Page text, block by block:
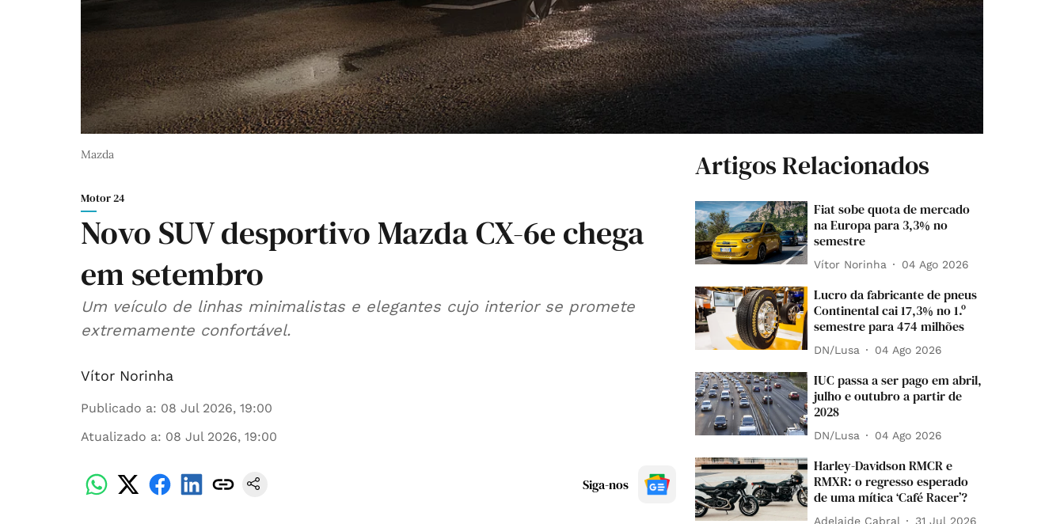
Mazda
Motor 24
Novo SUV desportivo Mazda CX-6e chega
em setembro
Um veículo de linhas minimalistas e elegantes cujo interior se promete
extremamente confortável.
Vítor Norinha
Publicado a: 08 Jul 2026, 19:00
Atualizado a: 08 Jul 2026, 19:00
Siga-nos
Artigos Relacionados
Fiat sobe quota de mercado
na Europa para 3,3% no
semestre
Vítor Norinha 04 Ago 2026
Lucro da fabricante de pneus
Continental cai 17,3% no 1.º
semestre para 474 milhões
DN/Lusa 04 Ago 2026
IUC passa a ser pago em abril,
julho e outubro a partir de
2028
DN/Lusa 04 Ago 2026
Harley-Davidson RMCR e
RMXR: o regresso esperado
de uma mítica ‘Café Racer’?
Adelaide Cabral 31 Jul 2026